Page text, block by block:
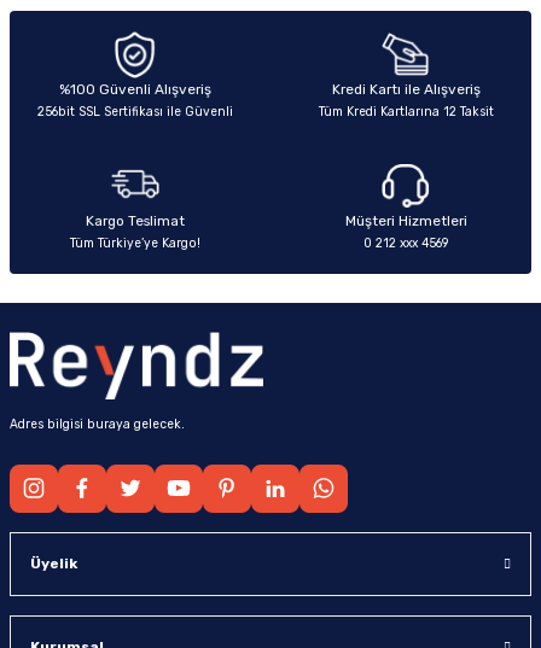
Ürün açıklamasında eksik bilgiler bulunuyor.
Ürün bilgilerinde hatalar bulunuyor.
Ürün fiyatı diğer sitelerden daha pahalı.
%100 Güvenli Alışveriş
256bit SSL Sertifikası ile Güvenli
Kredi Kartı ile Alışveriş
Tüm Kredi Kartlarına 12 Taksit
Kargo Teslimat
Tüm Türkiye’ye Kargo!
Müşteri Hizmetleri
0 212 xxx 4569
Adres bilgisi buraya gelecek.
Üyelik